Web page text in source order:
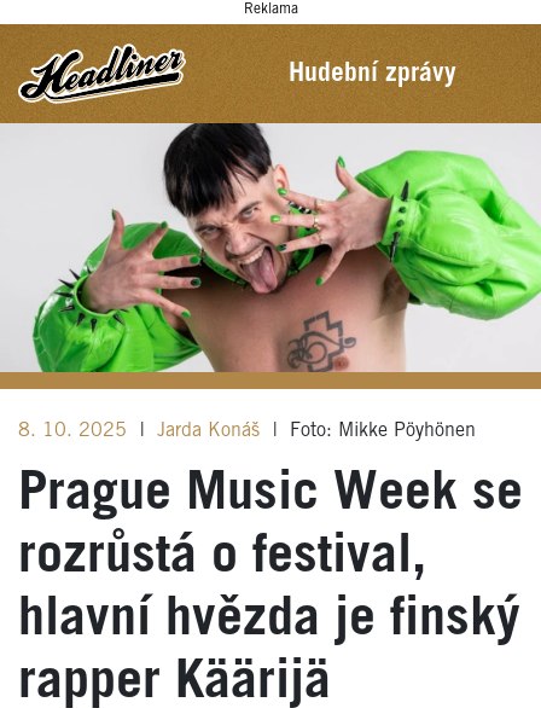
Reklama
Hudební zprávy
8. 10. 2025 Jarda Konáš Foto: Mikke Pöyhönen
Prague Music Week se
rozrůstá o festival,
hlavní hvězda je finský
rapper Käärijä